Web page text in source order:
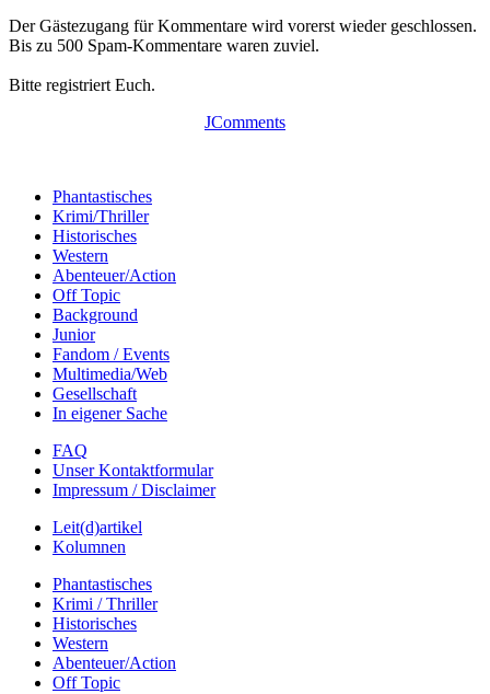
Der Gästezugang für Kommentare wird vorerst wieder geschlossen.
Bis zu 500 Spam-Kommentare waren zuviel.
Bitte registriert Euch.
JComments
Phantastisches
Krimi/Thriller
Historisches
Western
Abenteuer/Action
Off Topic
Background
Junior
Fandom / Events
Multimedia/Web
Gesellschaft
In eigener Sache
FAQ
Unser Kontaktformular
Impressum / Disclaimer
Leit(d)artikel
Kolumnen
Phantastisches
Krimi / Thriller
Historisches
Western
Abenteuer/Action
Off Topic